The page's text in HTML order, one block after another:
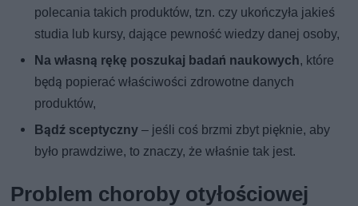
polecania takich produktów, tzn. czy ukończyła jakieś
studia lub kursy, dające pewność wiedzy danej osoby,
Na własną rękę poszukaj badań naukowych, które
będą popierać właściwości zdrowotne danych
produktów,
Bądź sceptyczny – jeśli coś brzmi zbyt pięknie, aby
było prawdziwe, to znaczy, że właśnie tak jest.
Problem choroby otyłościowej